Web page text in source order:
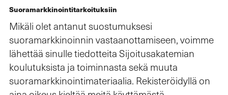
Suoramarkkinointitarkoituksiin
Mikäli olet antanut suostumuksesi
suoramarkkinoinnin vastaanottamiseen, voimme
lähettää sinulle tiedotteita Sijoitusakatemian
koulutuksista ja toiminnasta sekä muuta
suoramarkkinointimateriaalia. Rekisteröidyllä on